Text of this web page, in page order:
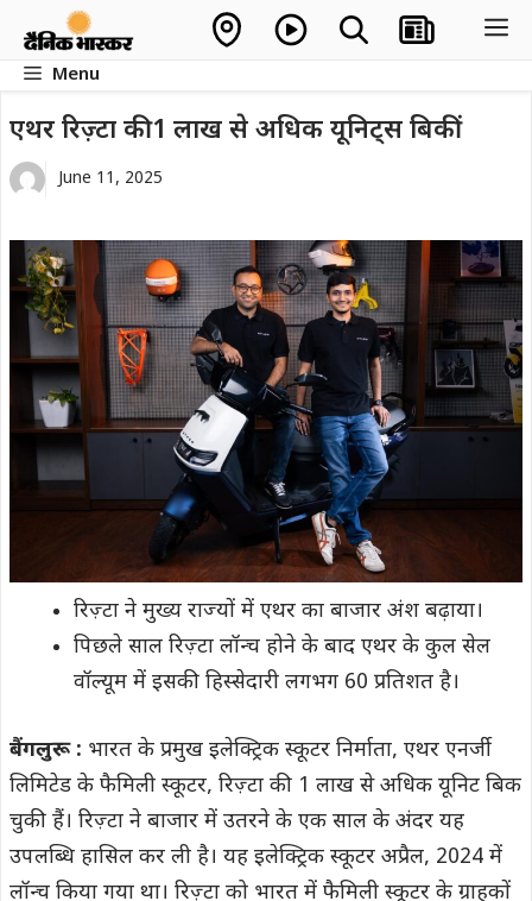
contentMenu
एथर रिज़्टा की 1 लाख से अधिक यूनिट्स बिकीं
June 11, 2025
रिज़्टा ने मुख्य राज्यों में एथर का बाजार अंश बढ़ाया।
पिछले साल रिज़्टा लॉन्च होने के बाद एथर के कुल सेल
वॉल्यूम में इसकी हिस्सेदारी लगभग 60 प्रतिशत है।
बैंगलुरू : भारत के प्रमुख इलेक्ट्रिक स्कूटर निर्माता, एथर एनर्जी
लिमिटेड के फैमिली स्कूटर, रिज़्टा की 1 लाख से अधिक यूनिट बिक
चुकी हैं। रिज़्टा ने बाजार में उतरने के एक साल के अंदर यह
उपलब्धि हासिल कर ली है। यह इलेक्ट्रिक स्कूटर अप्रैल, 2024 में
लॉन्च किया गया था। रिज़्टा को भारत में फैमिली स्कूटर के ग्राहकों